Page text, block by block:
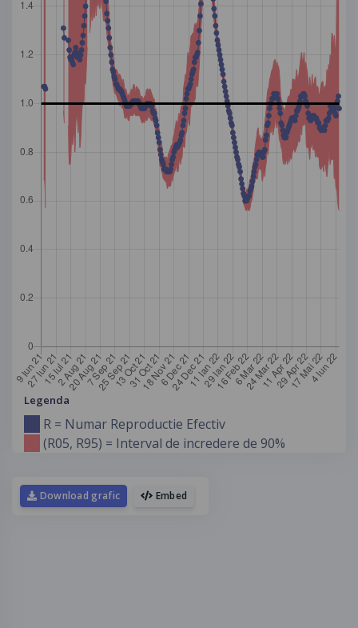
Legenda
R = Numar Reproductie Efectiv
(R05, R95) = Interval de incredere de 90%
Embed
Download grafic